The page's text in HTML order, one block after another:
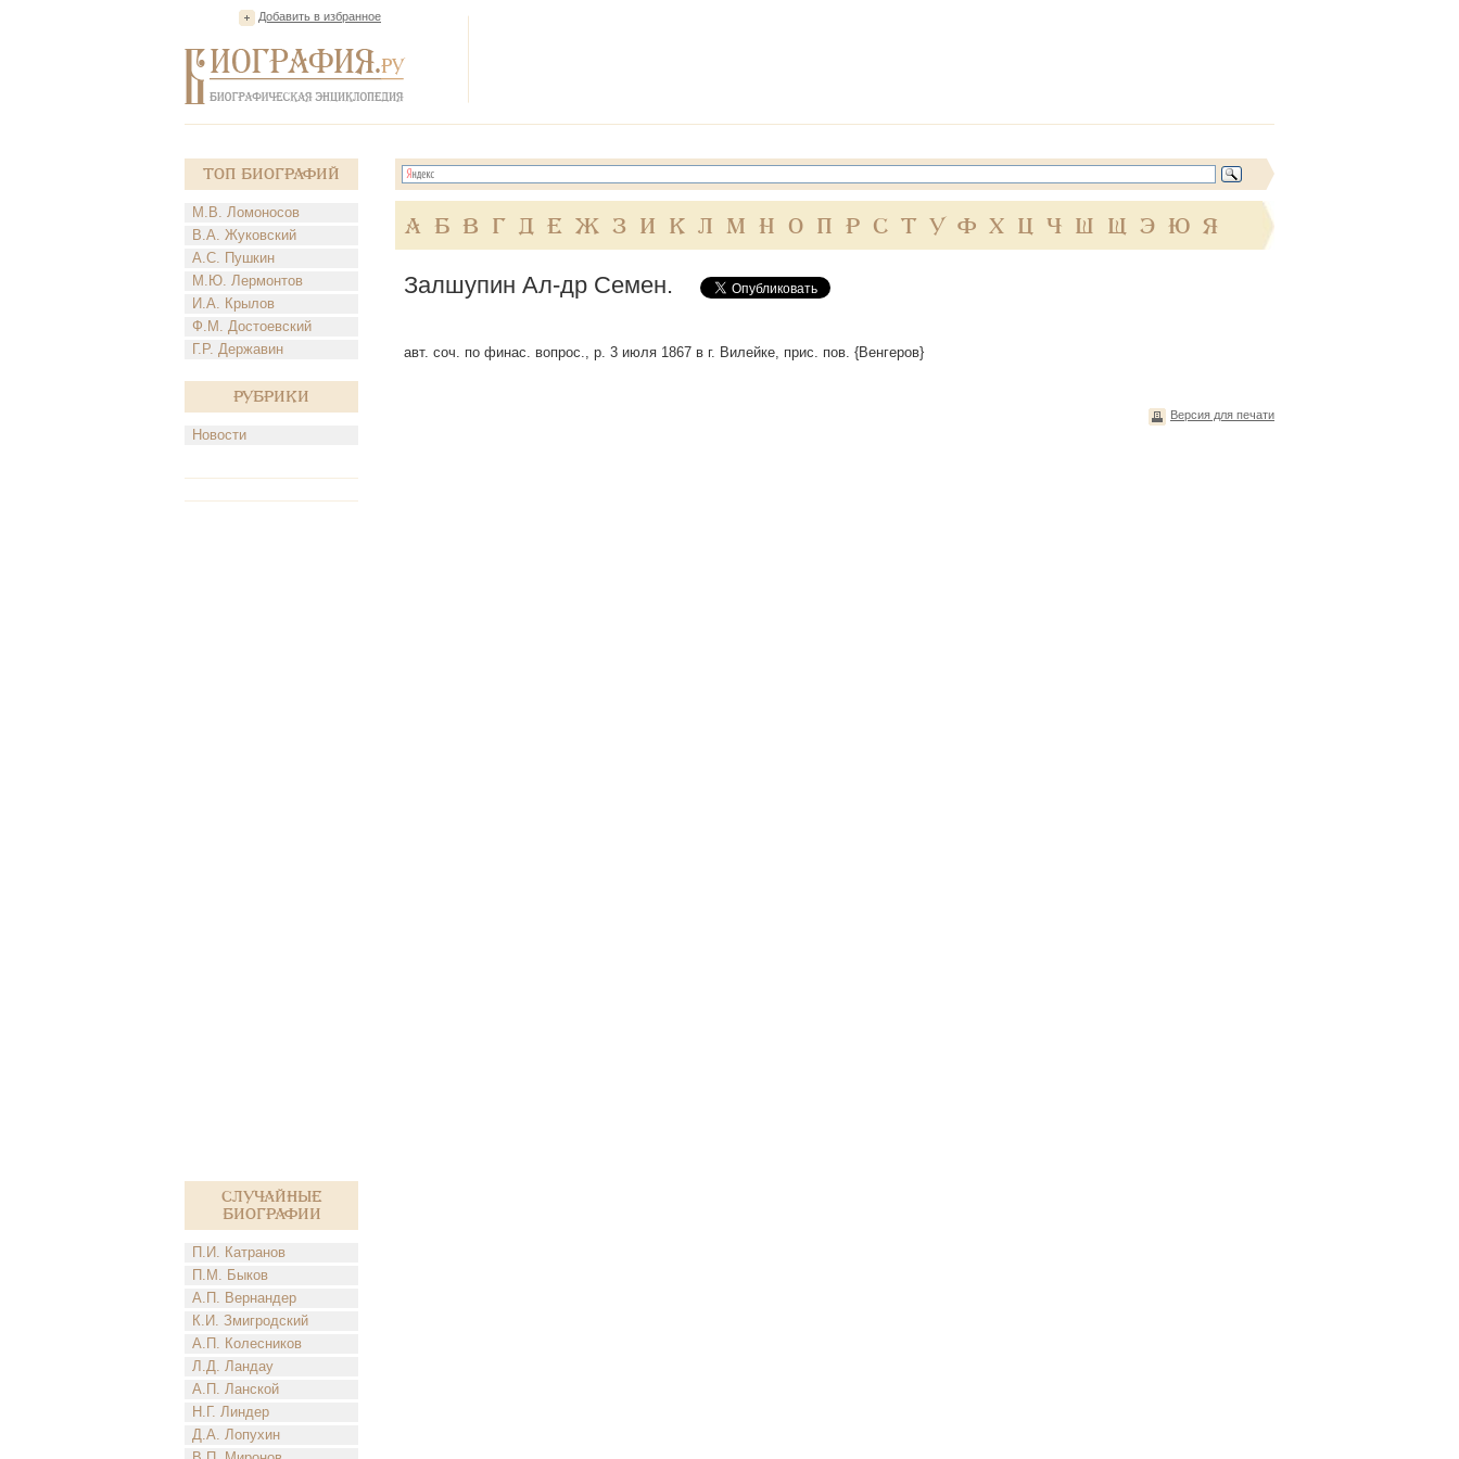
Добавить в избранное
Топ Биографий
М.В. Ломоносов
В.А. Жуковский
А.С. Пушкин
М.Ю. Лермонтов
И.А. Крылов
Ф.М. Достоевский
Г.Р. Державин
Рубрики
Новости
Случайные
биографии
П.И. Катранов
П.М. Быков
А.П. Вернандер
К.И. Змигродский
А.П. Колесников
Л.Д. Ландау
А.П. Ланской
Н.Г. Линдер
Д.А. Лопухин
А Б В Г Д Е Ж З И К Л М Н О П Р С Т У Ф Х Ц Ч Ш Щ Э Ю Я
Залшупин Ал-др Семен.
авт. соч. по финас. вопрос., р. 3 июля 1867 в г. Вилейке, прис. пов. {Венгеров}
Версия для печати